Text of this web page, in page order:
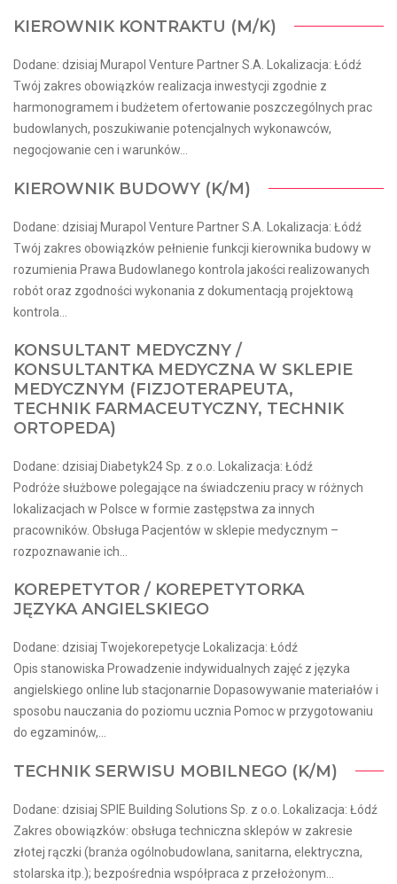
KIEROWNIK KONTRAKTU (M/K)
Dodane: dzisiaj Murapol Venture Partner S.A. Lokalizacja: Łódź
Twój zakres obowiązków realizacja inwestycji zgodnie z
harmonogramem i budżetem ofertowanie poszczególnych prac
budowlanych, poszukiwanie potencjalnych wykonawców,
negocjowanie cen i warunków...
KIEROWNIK BUDOWY (K/M)
Dodane: dzisiaj Murapol Venture Partner S.A. Lokalizacja: Łódź
Twój zakres obowiązków pełnienie funkcji kierownika budowy w
rozumienia Prawa Budowlanego kontrola jakości realizowanych
robót oraz zgodności wykonania z dokumentacją projektową
kontrola...
KONSULTANT MEDYCZNY /
KONSULTANTKA MEDYCZNA W SKLEPIE
MEDYCZNYM (FIZJOTERAPEUTA,
TECHNIK FARMACEUTYCZNY, TECHNIK
ORTOPEDA)
Dodane: dzisiaj Diabetyk24 Sp. z o.o. Lokalizacja: Łódź
Podróże służbowe polegające na świadczeniu pracy w różnych
lokalizacjach w Polsce w formie zastępstwa za innych
pracowników. Obsługa Pacjentów w sklepie medycznym –
rozpoznawanie ich...
KOREPETYTOR / KOREPETYTORKA
JĘZYKA ANGIELSKIEGO
Dodane: dzisiaj Twojekorepetycje Lokalizacja: Łódź
Opis stanowiska Prowadzenie indywidualnych zajęć z języka
angielskiego online lub stacjonarnie Dopasowywanie materiałów i
sposobu nauczania do poziomu ucznia Pomoc w przygotowaniu
do egzaminów,...
TECHNIK SERWISU MOBILNEGO (K/M)
Dodane: dzisiaj SPIE Building Solutions Sp. z o.o. Lokalizacja: Łódź
Zakres obowiązków: obsługa techniczna sklepów w zakresie
złotej rączki (branża ogólnobudowlana, sanitarna, elektryczna,
stolarska itp.); bezpośrednia współpraca z przełożonym...